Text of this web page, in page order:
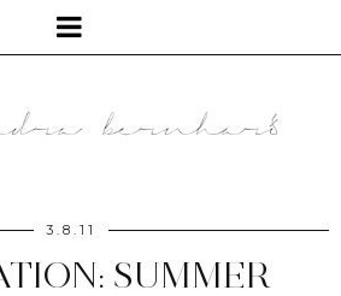
3.8.11
SUMMER